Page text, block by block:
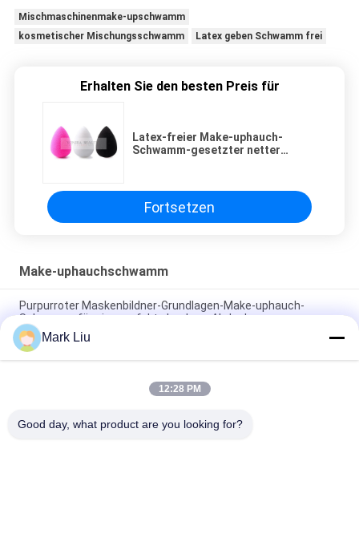
Mischmaschinenmake-upschwamm
kosmetischer Mischungsschwamm
Latex geben Schwamm frei
Erhalten Sie den besten Preis für
Latex-freier Make-uphauch-
Schwamm-gesetzter netter
Fortsetzen
Make-uphauchschwamm
Purpurroter Maskenbildner-Grundlagen-Make-uphauch-
Schwamm für eine perfekte baubare Abdeckung
6 PC verdoppeln Enden-Make-uphauch-Schwamm für
Lidschatten, Latex-freier Schwamm
Aufgeteilte multi Funktionsmake-uphauch-Schwamm-
Mark Liu
12:28 PM
Good day, what product are you looking for?